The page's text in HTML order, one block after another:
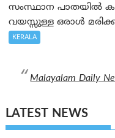
സംസ്ഥാന പാതയിൽ
വയസ്സുള്ള ഒരാൾ
KERALA
Malayalam Daily
LATEST NEWS